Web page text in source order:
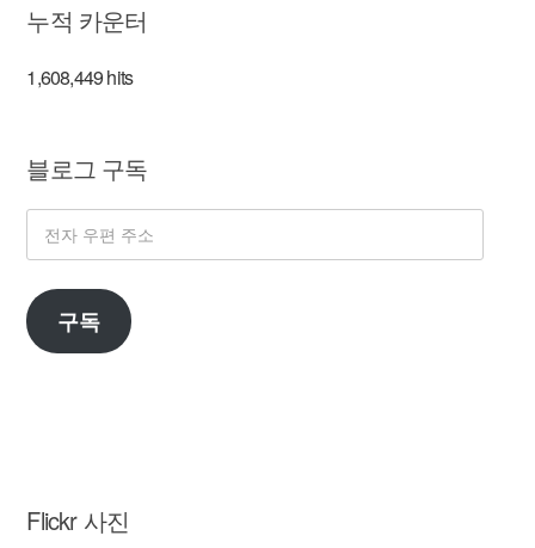
누적 카운터
1,608,449 hits
블로그 구독
자
우
편
주
구독
Flickr 사진